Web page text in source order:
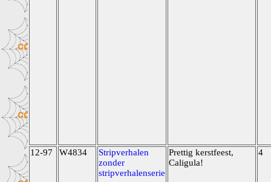
12-97 W4834
Stripverhalen
zonder
stripverhalenserie
Prettig kerstfeest,
Caligula!
4